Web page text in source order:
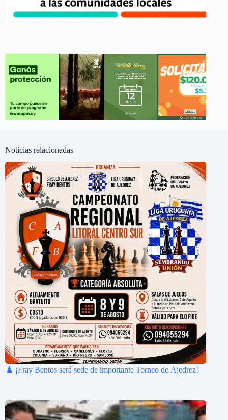
Noticias relacionadas
♟️ ¡Fray Bentos será sede de importante Torneo de Ajedrez!